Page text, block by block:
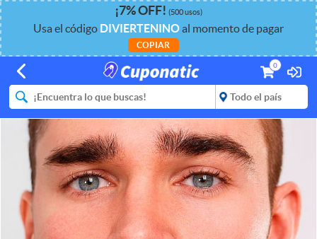
¡7%OFF! (500 usos)
Usa el código DIVIERTENINOal momento de pagar
COPIAR
0